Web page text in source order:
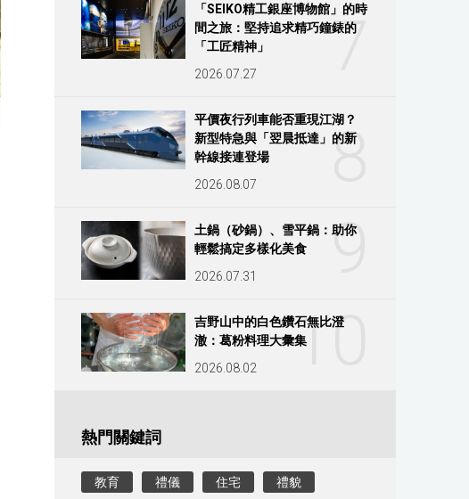
7
「SEIKO精工銀座博物館」的時
間之旅：堅持追求精巧鐘錶的
「工匠精神」
2026.07.27
8
平價夜行列車能否重現江湖？
新型特急與「翌晨抵達」的新
幹線接連登場
2026.08.07
9
土鍋（砂鍋）、雪平鍋：助你
輕鬆搞定多樣化美食
2026.07.31
10
吉野山中的白色鑽石無比澄
澈：葛粉料理大彙集
2026.08.02
熱門關鍵詞
教育 禮儀 住宅 禮貌